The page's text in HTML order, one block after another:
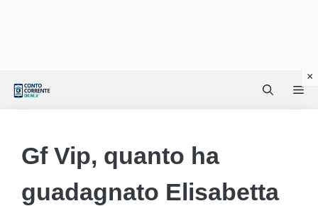
Gf Vip, quanto ha
guadagnato Elisabetta